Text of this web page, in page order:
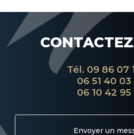
Tél. 09 86 07
06 51 40 03
06 10 42 95
Envoyer un